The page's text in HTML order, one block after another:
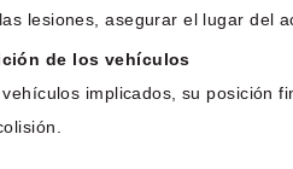
lesiones, asegurar el lugar del
de los vehículos
implicados, su posición